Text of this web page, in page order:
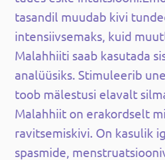
tasandil muudab kivi
intensiivsemaks, kuid
Malahhiiti saab kasutada
analüüsiks. Stimuleerib
toob mälestusi elavalt
Malahhiit on erakordselt
ravitsemiskivi. On kasulik
spasmide,